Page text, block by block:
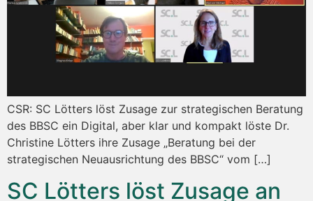
CSR: SC Lötters löst Zusage zur strategischen Beratung
des BBSC ein Digital, aber klar und kompakt löste Dr.
Christine Lötters ihre Zusage „Beratung bei der
strategischen Neuausrichtung des BBSC“ vom […]
SC Lötters löst Zusage an